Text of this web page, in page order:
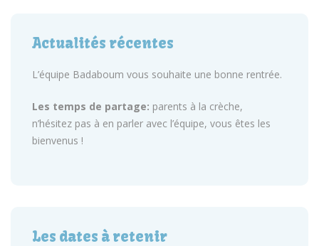
Actualités récentes
L’équipe Badaboum vous souhaite une bonne rentrée.
Les temps de partage: parents à la crèche,
n’hésitez pas à en parler avec l’équipe, vous êtes les
bienvenus !
Les dates à retenir